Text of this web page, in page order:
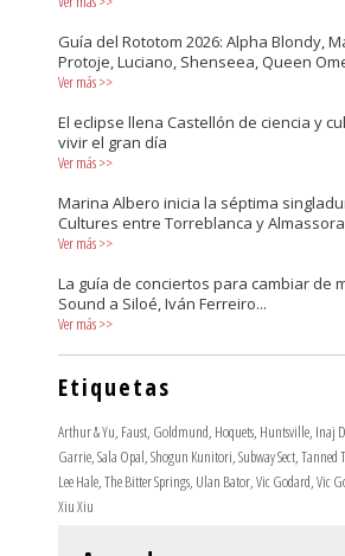
Guía del Rototom 2026: Alpha Blondy,
Protoje, Luciano, Shenseea, Queen
Ver más>>
El eclipse llena Castellón de ciencia y
vivir el gran día
Ver más>>
Marina Albero inicia la séptima
Cultures entre Torreblanca y Almassora
Ver más>>
La guía de conciertos para cambiar de
Sound a Siloé, Iván Ferreiro...
Ver más>>
Etiquetas
Arthur & Yu, Faust, Goldmund, Hoquets, Huntsville, Inaj
Garrie,Sala Opal,Shogun Kunitori,Subway Sect,Tanned
Lee Hale,The Bitter Springs, Ulan Bator,Vic Godard,Vic
Xiu Xiu